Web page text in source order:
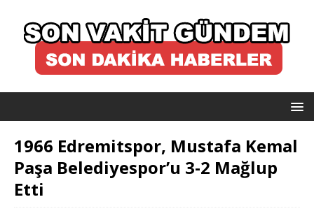
1966 Edremitspor, Mustafa Kemal
Paşa Belediyespor’u 3-2 Mağlup
Etti